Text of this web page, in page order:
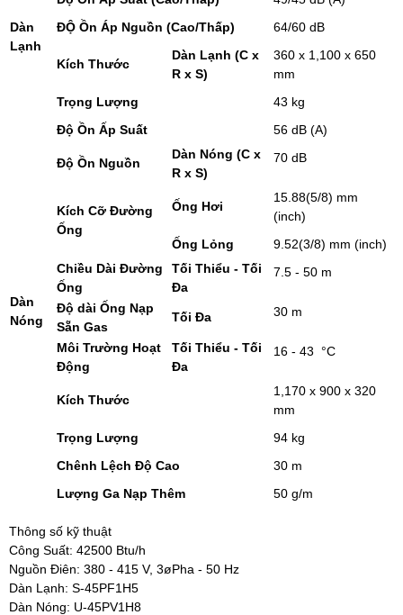
Dàn
Lạnh
ĐỘ Ồn Áp Nguồn (Cao/Thấp)
64/60 dB
Kích Thước
Dàn Lạnh (C x
R x S)
360 x 1,100 x 650
mm
Trọng Lượng
43 kg
Dàn
Nóng
Độ Ồn Ấp Suất 56 dB (A)
Độ Ồn Nguồn
Dàn Nóng (C x
R x S)
70 dB
Kích Cỡ Đường
Ống
Ống Hơi
15.88(5/8) mm
(inch)
Ống Lỏng
9.52(3/8) mm (inch)
Chiều Dài Đường
Ống
Tối Thiểu - Tối
Đa
7.5 - 50 m
Độ dài Ống Nạp
Sẵn Gas
Tối Đa 30 m
Môi Trường Hoạt
Động
Tối Thiểu - Tối
Đa
16 - 43 °C
Kích Thước
1,170 x 900 x 320
mm
Trọng Lượng
94 kg
Chênh Lệch Độ Cao
30 m
Lượng Ga Nạp Thêm
50 g/m
Thông số kỹ thuật
Công Suất: 42500 Btu/h
Nguồn Điên: 380 - 415 V, 3øPha - 50 Hz
Dàn Lạnh: S-45PF1H5
Dàn Nóng: U-45PV1H8